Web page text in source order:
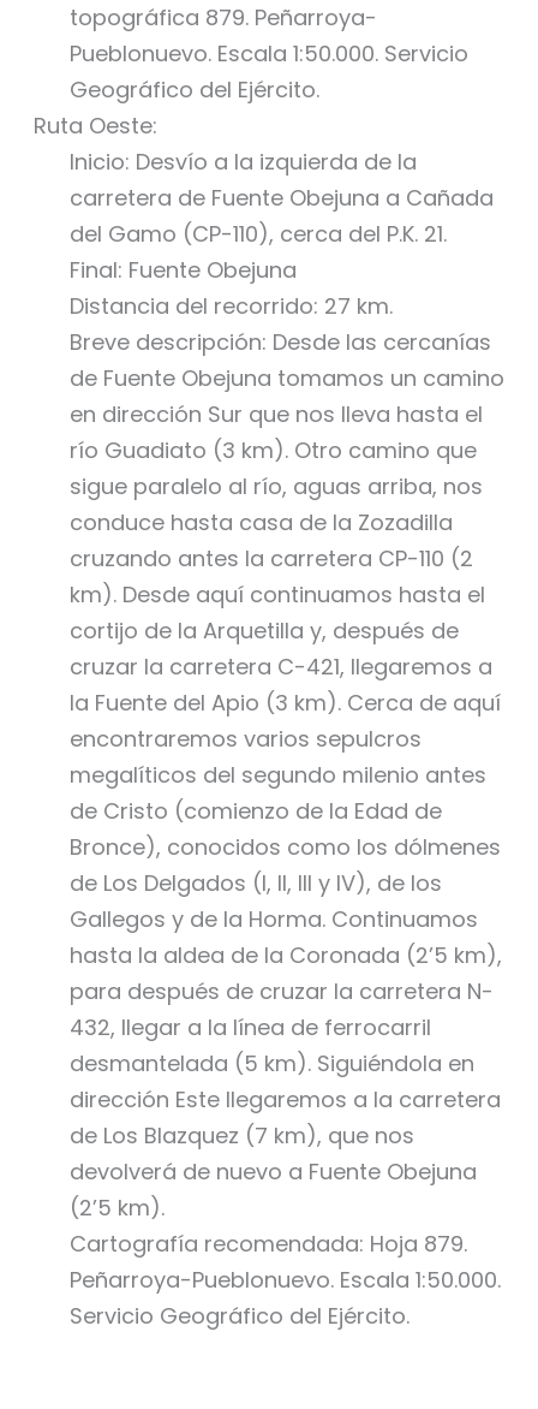
topográfica 879. Peñarroya-
Pueblonuevo. Escala 1:50.000. Servicio
Geográfico del Ejército.
Ruta Oeste:
Inicio: Desvío a la izquierda de la
carretera de Fuente Obejuna a Cañada
del Gamo (CP-110), cerca del P.K. 21.
Final: Fuente Obejuna
Distancia del recorrido: 27 km.
Breve descripción: Desde las cercanías
de Fuente Obejuna tomamos un camino
en dirección Sur que nos lleva hasta el
río Guadiato (3 km). Otro camino que
sigue paralelo al río, aguas arriba, nos
conduce hasta casa de la Zozadilla
cruzando antes la carretera CP-110 (2
km). Desde aquí continuamos hasta el
cortijo de la Arquetilla y, después de
cruzar la carretera C-421, llegaremos a
la Fuente del Apio (3 km). Cerca de aquí
encontraremos varios sepulcros
megalíticos del segundo milenio antes
de Cristo (comienzo de la Edad de
Bronce), conocidos como los dólmenes
de Los Delgados (I, II, III y IV), de los
Gallegos y de la Horma. Continuamos
hasta la aldea de la Coronada (2’5 km),
para después de cruzar la carretera N-
432, llegar a la línea de ferrocarril
desmantelada (5 km). Siguiéndola en
dirección Este llegaremos a la carretera
de Los Blazquez (7 km), que nos
devolverá de nuevo a Fuente Obejuna
(2’5 km).
Cartografía recomendada: Hoja 879.
Peñarroya-Pueblonuevo. Escala 1:50.000.
Servicio Geográfico del Ejército.